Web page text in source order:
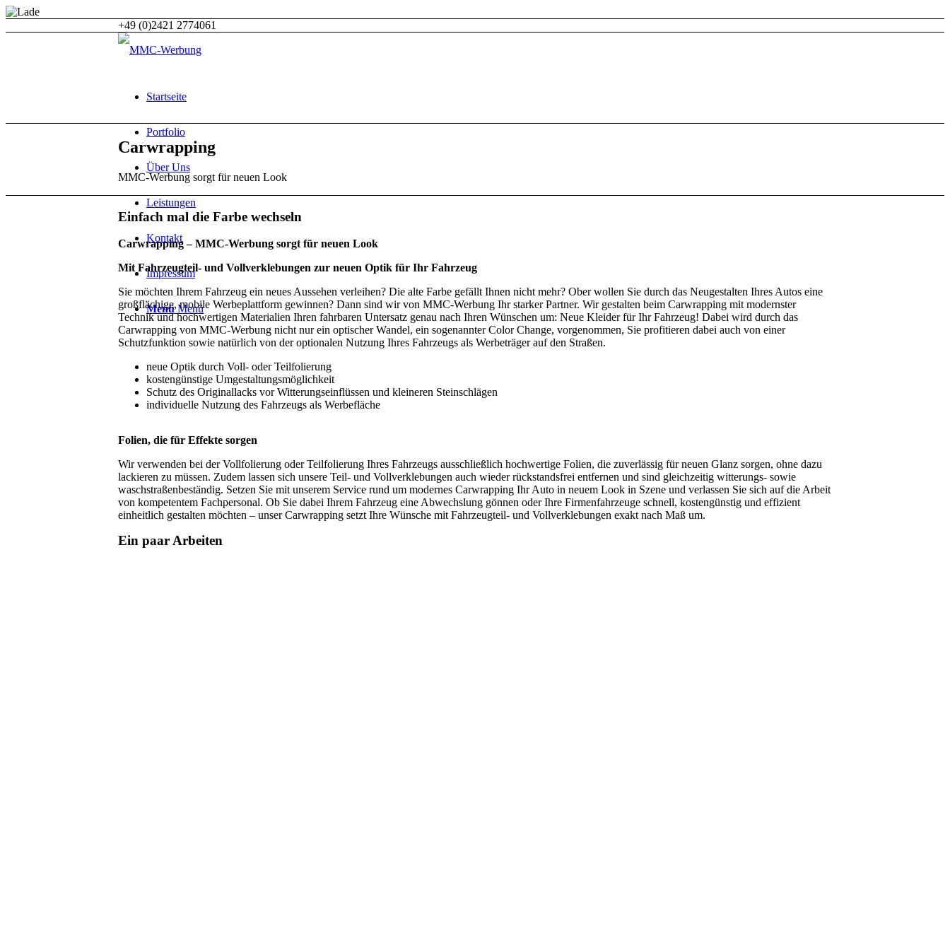
+49 (0)2421 2774061
Startseite
Portfolio
Über Uns
Leistungen
Kontakt
Impressum
Menü Menü
Carwrapping
MMC-Werbung sorgt für neuen Look
Einfach mal die Farbe wechseln
Carwrapping – MMC-Werbung sorgt für neuen Look
Mit Fahrzeugteil- und Vollverklebungen zur neuen Optik für Ihr Fahrzeug
Sie möchten Ihrem Fahrzeug ein neues Aussehen verleihen? Die alte Farbe gefällt Ihnen nicht mehr? Ober wollen Sie durch das Neugestalten Ihres Autos eine
großflächige, mobile Werbeplattform gewinnen? Dann sind wir von MMC-Werbung Ihr starker Partner. Wir gestalten beim Carwrapping mit modernster
Technik und hochwertigen Materialien Ihren fahrbaren Untersatz genau nach Ihren Wünschen um: Neue Kleider für Ihr Fahrzeug! Dabei wird durch das
Carwrapping von MMC-Werbung nicht nur ein optischer Wandel, ein sogenannter Color Change, vorgenommen, Sie profitieren dabei auch von einer
Schutzfunktion sowie natürlich von der optionalen Nutzung Ihres Fahrzeugs als Werbeträger auf den Straßen.
neue Optik durch Voll- oder Teilfolierung
kostengünstige Umgestaltungsmöglichkeit
Schutz des Originallacks vor Witterungseinflüssen und kleineren Steinschlägen
individuelle Nutzung des Fahrzeugs als Werbefläche
Folien, die für Effekte sorgen
Wir verwenden bei der Vollfolierung oder Teilfolierung Ihres Fahrzeugs ausschließlich hochwertige Folien, die zuverlässig für neuen Glanz sorgen, ohne dazu
lackieren zu müssen. Zudem lassen sich unsere Teil- und Vollverklebungen auch wieder rückstandsfrei entfernen und sind gleichzeitig witterungs- sowie
waschstraßenbeständig. Setzen Sie mit unserem Service rund um modernes Carwrapping Ihr Auto in neuem Look in Szene und verlassen Sie sich auf die Arbeit
von kompetentem Fachpersonal. Ob Sie dabei Ihrem Fahrzeug eine Abwechslung gönnen oder Ihre Firmenfahrzeuge schnell, kostengünstig und effizient
einheitlich gestalten möchten – unser Carwrapping setzt Ihre Wünsche mit Fahrzeugteil- und Vollverklebungen exakt nach Maß um.
Ein paar Arbeiten